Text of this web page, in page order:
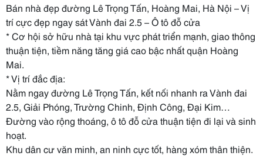
Bán nhà đẹp đường Lê Trọng Tấn, Hoàng Mai, Hà Nội – Vị
trí cực đẹp ngay sát Vành đai 2.5 – Ô tô đỗ cửa
* Cơ hội sở hữu nhà tại khu vực phát triển mạnh, giao thông
thuận tiện, tiềm năng tăng giá cao bậc nhất quận Hoàng
Mai.
* Vị trí đắc địa:
Nằm ngay đường Lê Trọng Tấn, kết nối nhanh ra Vành đai
2.5, Giải Phóng, Trường Chinh, Định Công, Đại Kim…
Đường vào rộng thoáng, ô tô đỗ cửa thuận tiện đi lại và sinh
hoạt.
Khu dân cư văn minh, an ninh cực tốt, hàng xóm thân thiện.